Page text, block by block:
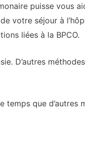
puisse vous
votre séjour à
liées à la BPCO.
D’autres
temps que